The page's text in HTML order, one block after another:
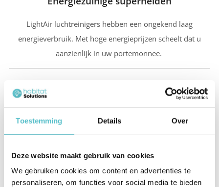
Toestemming Details Over
Deze website maakt gebruik van cookies
We gebruiken cookies om content en advertenties te
personaliseren, om functies voor social media te bieden
LightAir luchtreinigers hebben een ongekend laag
energieverbruik. Met hoge energieprijzen scheelt dat u
aanzienlijk in uw portemonnee.
Toepassingen LightAir luchtreinigers
LightAir luchtreinigers kunnen vrijwel overal toegepast